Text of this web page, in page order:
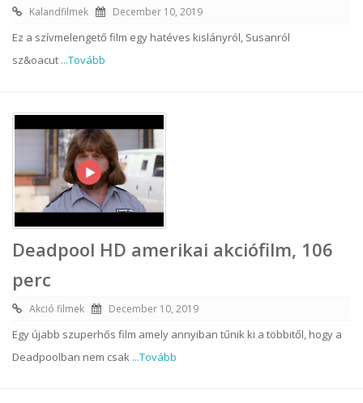
Kalandfilmek December 10, 2019
Ez a szívmelengető film egy hatéves kislányról, Susanról
sz&oacut ...Tovább
Deadpool HD amerikai akciófilm, 106
perc
Akció filmek December 10, 2019
Egy újabb szuperhős film amely annyiban tűnik ki a többitől, hogy a
Deadpoolban nem csak ...Tovább